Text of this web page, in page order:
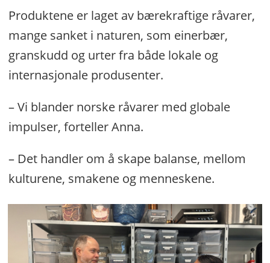
Produktene er laget av bærekraftige råvarer,
mange sanket i naturen, som einerbær,
granskudd og urter fra både lokale og
internasjonale produsenter.
– Vi blander norske råvarer med globale
impulser, forteller Anna.
– Det handler om å skape balanse, mellom
kulturene, smakene og menneskene.